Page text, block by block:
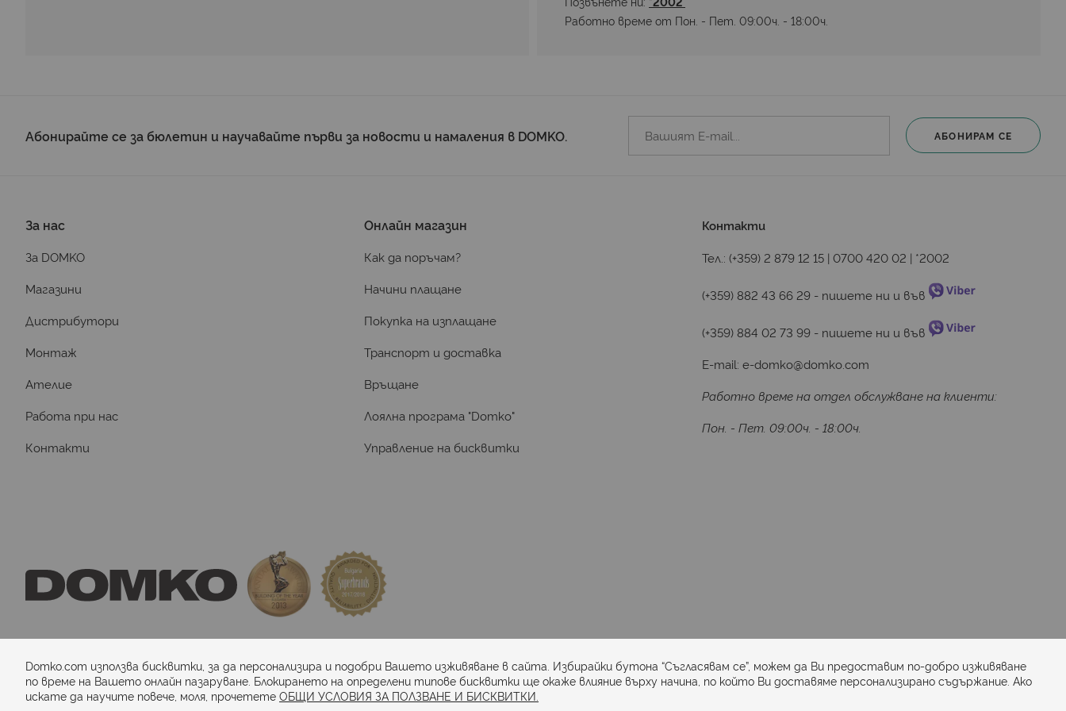
Работно време от Пон. - Пет. 09:00ч. - 18:00ч.
Абонирайте се за бюлетин и научавайте първи за новости и намаления в DOMKO. АБОНИРАМ СЕ
За нас
За DOMKO
Магазини
Дистрибутори
Монтаж
Ателие
Работа при нас
Контакти
Онлайн магазин
Как да поръчам?
Начини плащане
Покупка на изплащане
Транспорт и доставка
Връщане
Лоялна програма "Domko"
Управление на бисквитки
Контакти
Тел.:(+359) 2 879 12 15 |0700 420 02 | *2002
(+359) 882 43 66 29 - пишете ни и във
(+359) 884 02 73 99 - пишете ни и във
E-mail:e-domko@domko.com
Работно време на отдел обслужване на клиенти:
Пон. - Пет. 09:00ч. - 18:00ч.
Domko.com използва бисквитки, за да персонализира и подобри Вашето изживяване в сайта. Избирайки бутона “Съгласявам се”, можем да Ви предоставим по-добро изживяване
по време на Вашето онлайн пазаруване. Блокирането на определени типове бисквитки ще окаже влияние върху начина, по който Ви доставяме персонализирано съдържание. Ако
искате да научите повече, моля, прочетете ОБЩИ УСЛОВИЯ ЗА ПОЛЗВАНЕ И БИСКВИТКИ.